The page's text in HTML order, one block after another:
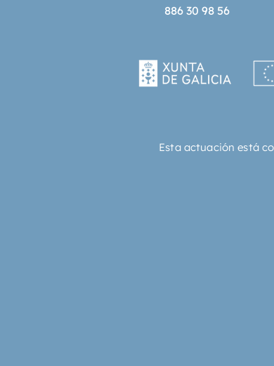
886 30 98 56
Esta actuación está